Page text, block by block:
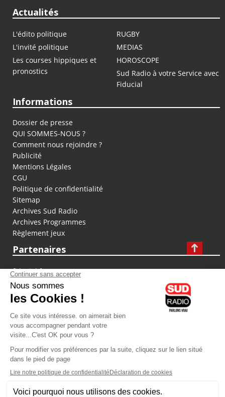
Actualités
L'édito politique
RUGBY
L'invité politique
MEDIAS
Les courses hippiques et
pronostics
HOROSCOPE
Sud Radio à votre Service avec
Fiducial
Informations
Dossier de presse
QUI SOMMES-NOUS ?
Comment nous rejoindre ?
Publicité
Mentions Légales
CGU
Politique de confidentialité
Sitemap
Archives Sud Radio
Archives Programmes
Règlement jeux
Partenaires
fiducial.fr
lyoncapitale.fr
olympique-et-lyonnais.com
L'application Iphone / Android
Téléchargez l'application
Les cookies
Gestion des cookies